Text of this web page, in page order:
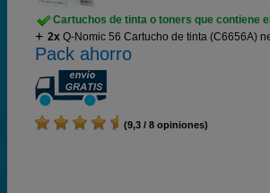
Cartuchos de tinta o toners que contiene
2x Q-Nomic 56 Cartucho de tinta (C6656A)
Pack ahorro
(9,3 / 8 opiniones)